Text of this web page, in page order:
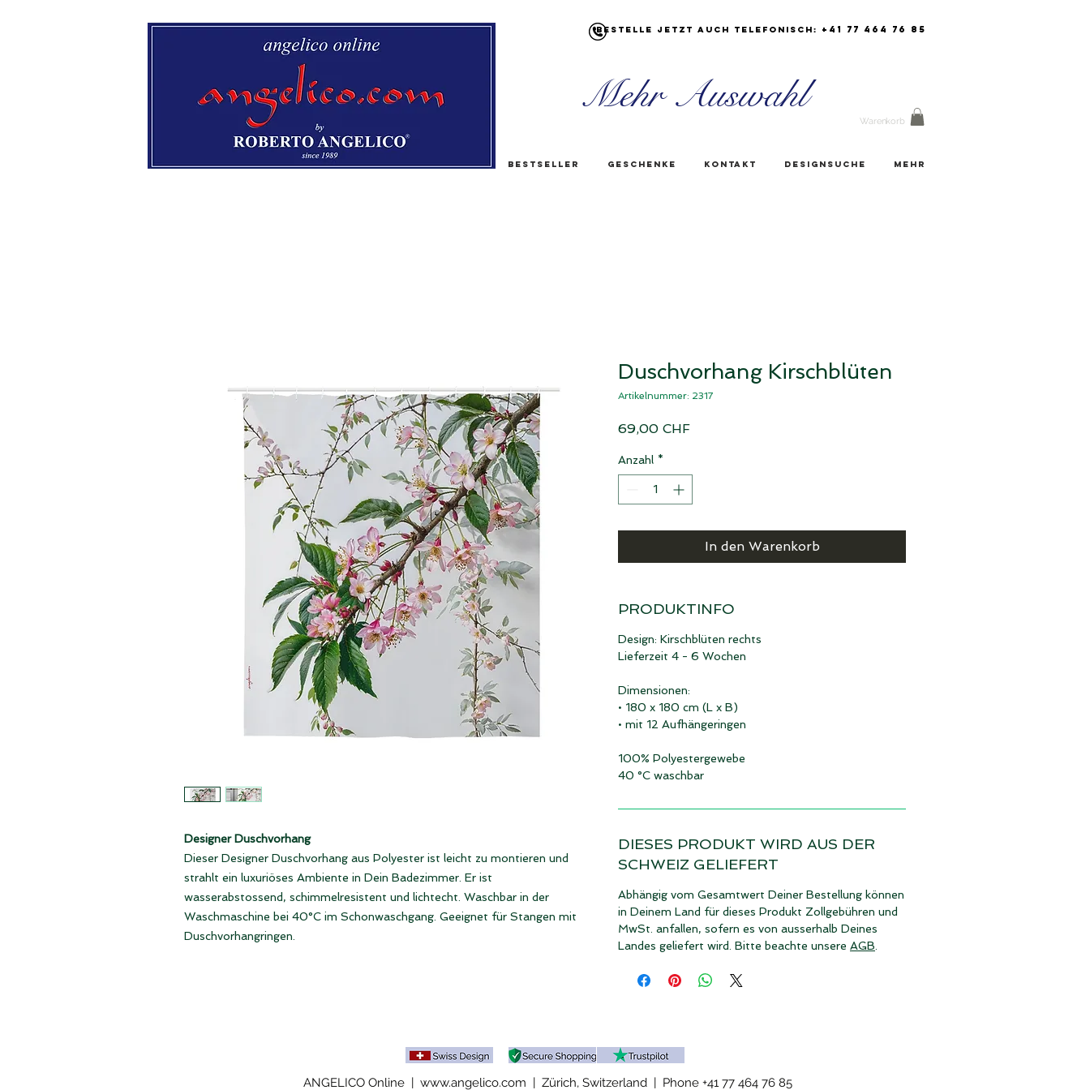
Bestelle jetzt auch Telefonisch: +41 77 464 76 85
Warenkorb
Mehr Auswahl
Bestseller Geschenke Kontakt Designsuche Mehr
Designer Duschvorhang
Dieser Designer Duschvorhang aus Polyester ist leicht zu montieren und
strahlt ein luxuriöses Ambiente in Dein Badezimmer. Er ist
wasserabstossend, schimmelresistent und lichtecht. Waschbar in der
Waschmaschine bei 40°C im Schonwaschgang. Geeignet für Stangen mit
Duschvorhangringen.
Duschvorhang Kirschblüten
Artikelnummer: 2317
69,00 CHFPreis
Anzahl *
In den Warenkorb
PRODUKTINFO
Design: Kirschblüten rechts
Lieferzeit 4 - 6 Wochen
Dimensionen:
• 180 x 180 cm (L x B)
• mit 12 Aufhängeringen
100% Polyestergewebe
40 °C waschbar
DIESES PRODUKT WIRD AUS DER
SCHWEIZ GELIEFERT
Abhängig vom Gesamtwert Deiner Bestellung können
in Deinem Land für dieses Produkt Zollgebühren und
MwSt. anfallen, sofern es von ausserhalb Deines
Landes geliefert wird. Bitte beachte unsere AGB
ANGELICO Online | www.angelico.com | Zürich, Switzerland | Phone +41 77 464 76 85